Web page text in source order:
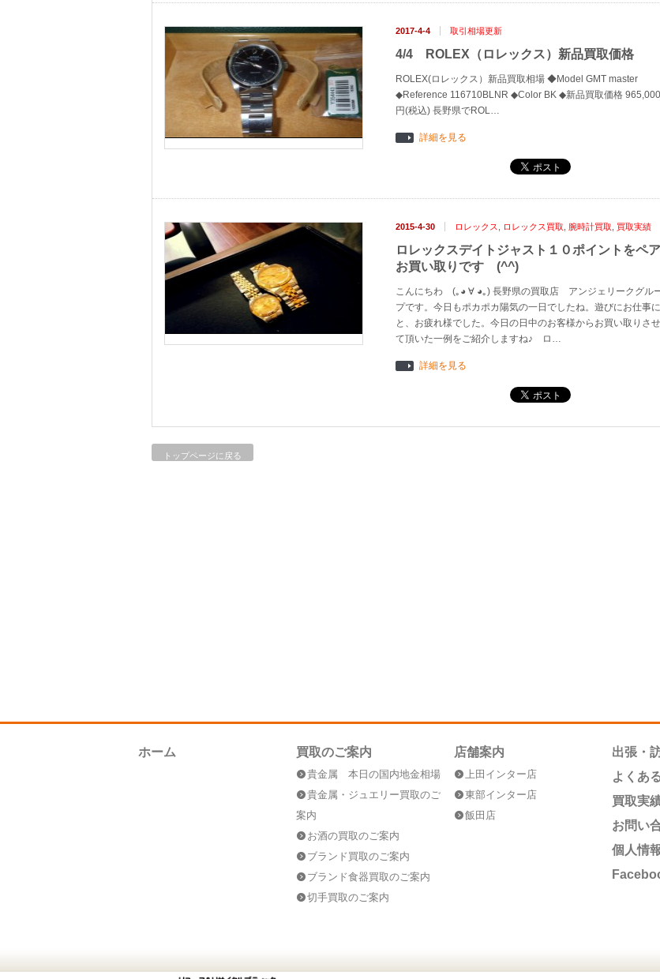
2017-4-4 取引相場更新
4/4 ROLEX（ロレックス）新品買取価格
ROLEX(ロレックス）新品買取相場 ◆Model GMT master
◆Reference 116710BLNR ◆Color BK ◆新品買取価格 965,000
円(税込) 長野県でROL…
詳細を見る
2015-4-30 ロレックス ロレックス買取 腕時計買取 買取実績
ロレックスデイトジャスト１０ポイントをペ
お買い取りです (^^)
こんにちわ (｡◕ ∀ ◕｡) 長野県の買取店 アンジェリークグル
プです。今日もポカポカ陽気の一日でしたね。遊びにお仕事に
と、お疲れ様でした。今日の日中のお客様からお買い取りさせ
て頂いた一例をご紹介しますね♪ ロ…
詳細を見る
トップページに戻る
ホーム 買取のご案内
貴金属 本日の国内地金相場
貴金属・ジュエリー買取のご
案内
お酒の買取のご案内
ブランド買取のご案内
ブランド食器買取のご案内
切手買取のご案内
店舗案内
上田インター店
東部インター店
飯田店
出張・
よくあ
買取実
お問い
個人情